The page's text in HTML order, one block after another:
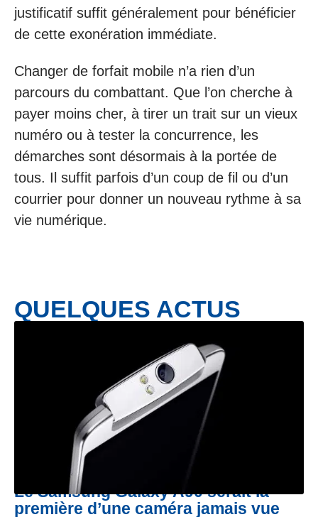
justificatif suffit généralement pour bénéficier
de cette exonération immédiate.
Changer de forfait mobile n’a rien d’un
parcours du combattant. Que l’on cherche à
payer moins cher, à tirer un trait sur un vieux
numéro ou à tester la concurrence, les
démarches sont désormais à la portée de
tous. Il suffit parfois d’un coup de fil ou d’un
courrier pour donner un nouveau rythme à sa
vie numérique.
QUELQUES ACTUS
Le Samsung Galaxy A90 serait la
première d’une caméra jamais vue